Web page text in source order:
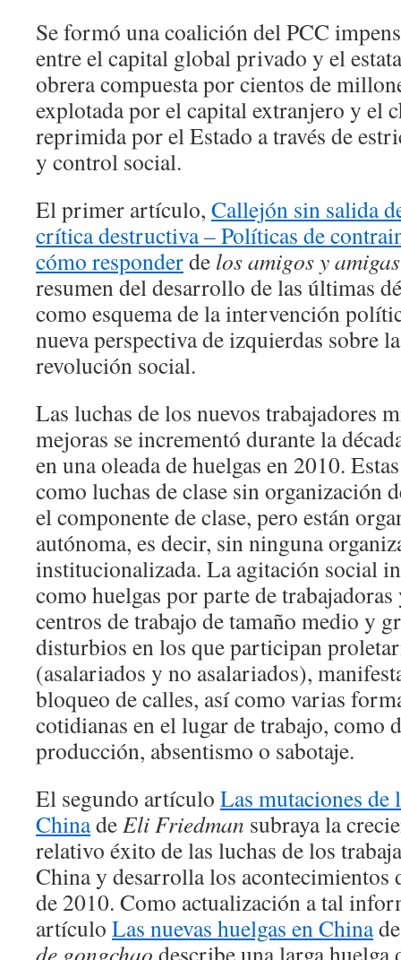
Se formó una coalición del PCC
entre el capital global privado y el
obrera compuesta por cientos de
explotada por el capital extranjero y el
reprimida por el Estado a través de
y control social.
El primer artículo, Callejón sin salida
crítica destructiva – Políticas de
cómo responderde los amigos y
resumen del desarrollo de las últimas
como esquema de la intervención
nueva perspectiva de izquierdas sobre
revolución social.
Las luchas de los nuevos trabajadores
mejoras se incrementó durante la
en una oleada de huelgas en 2010.
como luchas de clase sin organización
el componente de clase, pero están
autónoma, es decir, sin ninguna
institucionalizada. La agitación social
como huelgas por parte de
centros de trabajo de tamaño medio y
disturbios en los que participan
(asalariados y no asalariados),
bloqueo de calles, así como varias
cotidianas en el lugar de trabajo, como
producción, absentismo o sabotaje.
El segundo artículo Las mutaciones de
ChinadeEli Friedman subraya la
relativo éxito de las luchas de los
China y desarrolla los acontecimientos
de 2010. Como actualización a tal
artículo Las nuevas huelgas en China
de gongchao describe una larga huelga